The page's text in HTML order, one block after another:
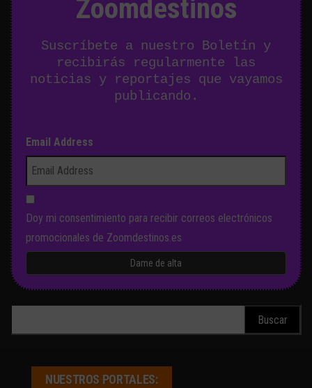
Zoomdestinos
Suscríbete a nuestro Boletín y
recibirás regularmente las
noticias y reportajes que vayamos
publicando.
Email Address
Doy mi consentimiento para recibir correos electrónicos
promocionales de Zoomdestinos.es
NUESTROS PORTALES: